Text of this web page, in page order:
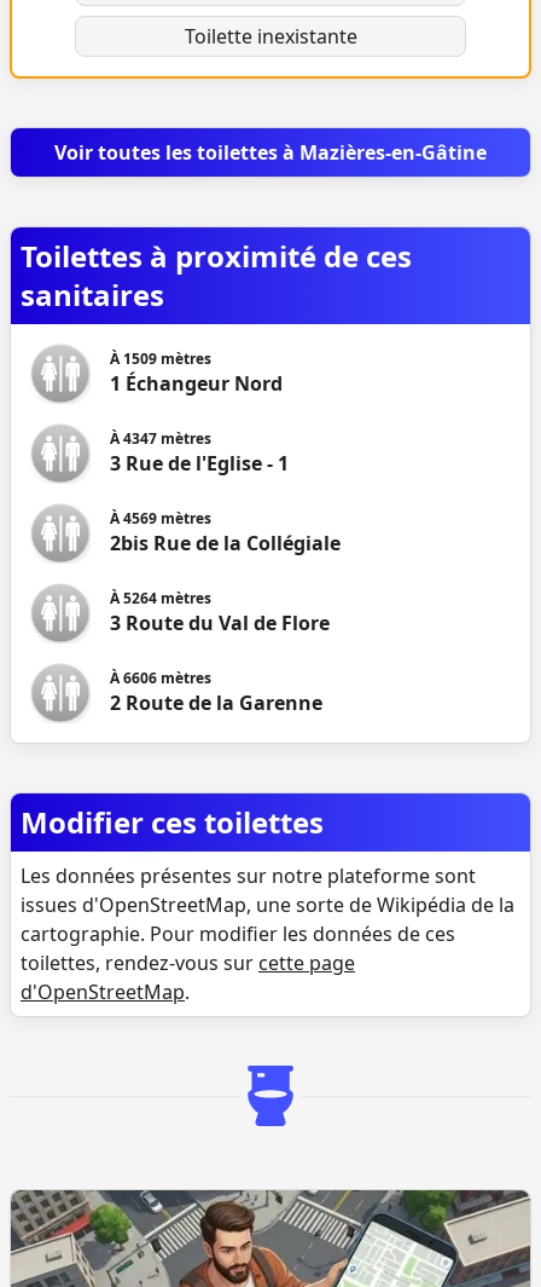
Toilette inexistante
Voir toutes les toilettes à Mazières-en-Gâtine
Toilettes à proximité de ces
sanitaires
À1509 mètres
1 Échangeur Nord
À4347 mètres
3 Rue de l'Eglise - 1
À4569 mètres
2bis Rue de la Collégiale
À5264 mètres
3 Route du Val de Flore
À6606 mètres
2 Route de la Garenne
Modifier ces toilettes
Les données présentes sur notre plateforme sont
issues d'OpenStreetMap, une sorte de Wikipédia de la
cartographie. Pour modifier les données de ces
toilettes, rendez-vous sur cette page
d'OpenStreetMap.